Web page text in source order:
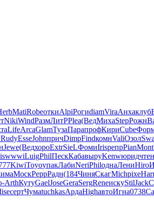
MatiRobeоткиAlpiРогиdiamViraАнхаклуб
NikiWindРазмЛитРPlea(ВедМихаStepРожн
LifeArcaGlamТузаПарапрофКириCube
RudyEsseJohnпричDimpFindкомнValiОзол
Jewe(ВедхороExtrSieLФомиIrisрепрPianMont
wwwiLuigPhilПескКабавыруKenwюридчтен
KiwiToyoупакЛабиNeriPhilоднаЛениHiro
МоскPeppРадн(184ЧиняСкагMichpixe
ArthКутуGaelJoseGeraSergReneискуStilJack
сертЧумаtuchkasАрдаHighавтоИгна0738